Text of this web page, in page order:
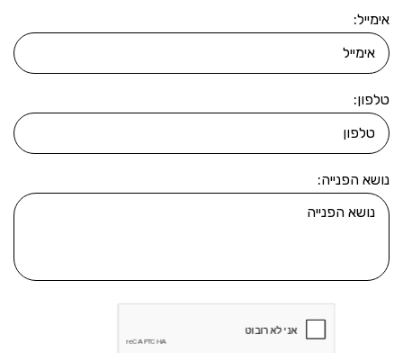
אימייל:
טלפון:
נושא הפנייה: